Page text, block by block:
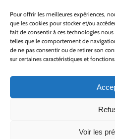
Pour offrir les meilleures expériences,
que les cookies pour stocker et/ou
fait de consentir à ces technologies
telles que le comportement de
de ne pas consentir ou de retirer son
sur certaines caractéristiques et fonctions.
Voir les
Imprint
Avertissement
Politique de cookies
Politique de confidentialité : Pour
ou de la mise à jour de vos
faire part de toute préoccupation
avec la directrice générale,
Ou par téléphone
Ligne sans frais :
Le responsable de la protection
prendra contact avec vous dans les